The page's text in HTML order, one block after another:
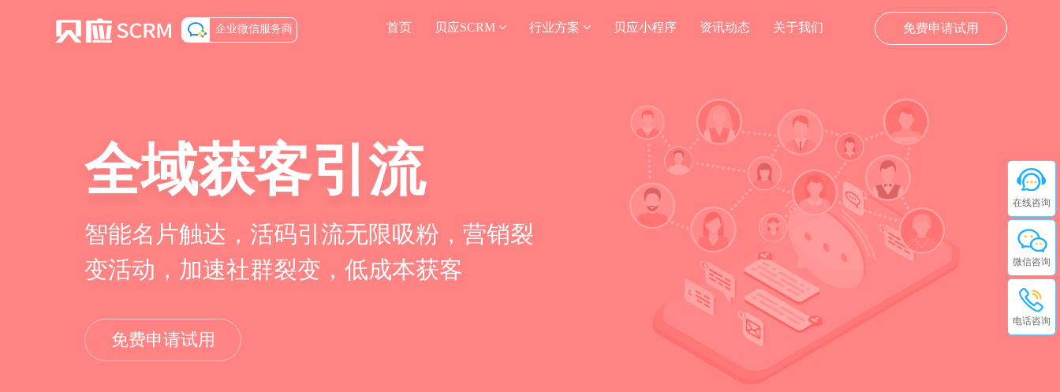
免费申请试用
企业微信服务商 首页 贝应SCRM 行业方案 贝应小程序 资讯动态 关于我们
全域获客引流
智能名片触达，活码引流无限吸粉，营销裂
变活动，加速社群裂变，低成本获客
免费申请试用
在线咨询
微信咨询
电话咨询